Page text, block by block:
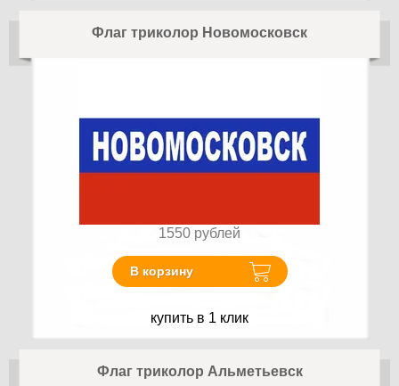
Флаг триколор Новомосковск
1550 рублей
В корзину
купить в 1 клик
Флаг триколор Альметьевск